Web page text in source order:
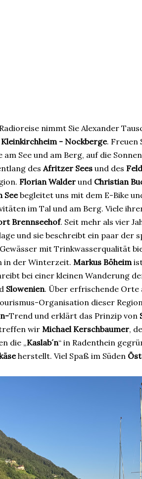
nimmt Sie Alexander
Kleinkirchheim - Nockberge. Freuen
am See und am Berg, auf die
des Afritzer Sees und des
Florian Walder und Christian
Seebegleitet uns mit dem E-Bike
im Tal und am Berg. Viele
Brennseehof. Seit mehr als vier
und sie beschreibt ein paar der
mit Trinkwasserqualität
in der Winterzeit. Markus Böheim
bei einer kleinen Wanderung
Slowenien. Über erfrischende
Organisation dieser
Trend und erklärt das Prinzip von
wir Michael Kerschbaumer,
die „Kaslab´n“ in Radenthein
herstellt. Viel Spaß im Süden